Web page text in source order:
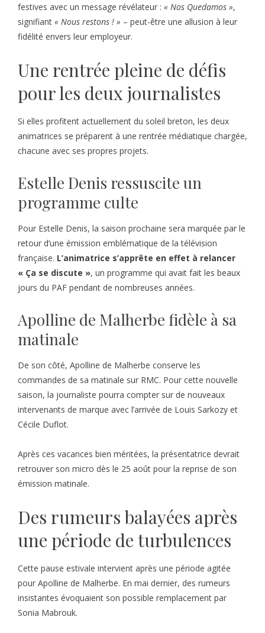
festives avec un message révélateur : « Nos Quedamos »,
signifiant « Nous restons ! » – peut-être une allusion à leur
fidélité envers leur employeur.
Une rentrée pleine de défis
pour les deux journalistes
Si elles profitent actuellement du soleil breton, les deux
animatrices se préparent à une rentrée médiatique chargée,
chacune avec ses propres projets.
Estelle Denis ressuscite un
programme culte
Pour Estelle Denis, la saison prochaine sera marquée par le
retour d’une émission emblématique de la télévision
française. L’animatrice s’apprête en effet à relancer
« Ça se discute », un programme qui avait fait les beaux
jours du PAF pendant de nombreuses années.
Apolline de Malherbe fidèle à sa
matinale
De son côté, Apolline de Malherbe conserve les
commandes de sa matinale sur RMC. Pour cette nouvelle
saison, la journaliste pourra compter sur de nouveaux
intervenants de marque avec l’arrivée de Louis Sarkozy et
Cécile Duflot.
Après ces vacances bien méritées, la présentatrice devrait
retrouver son micro dès le 25 août pour la reprise de son
émission matinale.
Des rumeurs balayées après
une période de turbulences
Cette pause estivale intervient après une période agitée
pour Apolline de Malherbe. En mai dernier, des rumeurs
insistantes évoquaient son possible remplacement par
Sonia Mabrouk.